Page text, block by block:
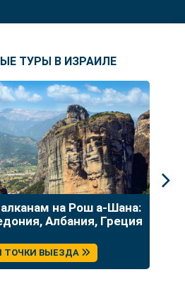
ТУРЫ В ИЗРАИЛЕ
на Рош а-Шана:
Албания, Греция
ТОЧКИ ВЫЕЗДА